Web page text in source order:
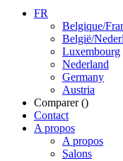
FR
Belgique/
België/
Luxembourg
Nederland
Germany
Austria
Comparer ()
Contact
A propos
A propos
Salons